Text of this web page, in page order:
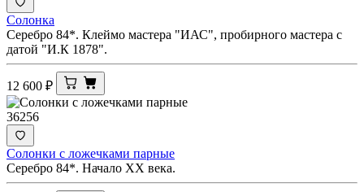
Солонка
Серебро 84*. Клеймо мастера "ИАС", пробирного мастера с
датой "И.К 1878".
12 600 ₽
36256
Солонки с ложечками парные
Серебро 84*. Начало ХХ века.